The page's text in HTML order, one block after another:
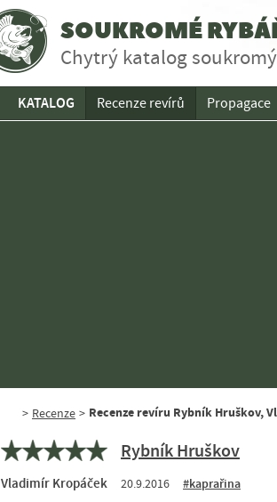
SOUKROMÉ
Chytrý katalog
KATALOG Recenze revírů Propagace
> Recenze > Recenze revíru Rybník Hruškov,
Rybník Hruškov
Vladimír Kropáček 20.9.2016 #kaprařina